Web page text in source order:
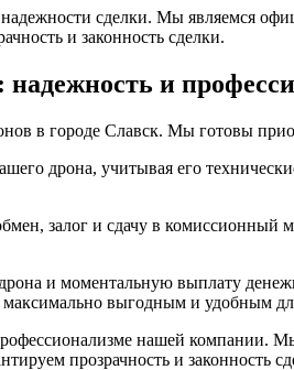
сделки. Мы являемся
и законность сделки.
и
в городе Славск. Мы готовы
дрона, учитывая его
залог и сдачу в
и моментальную выплату
выгодным и удобным
нашей
прозрачность и законность